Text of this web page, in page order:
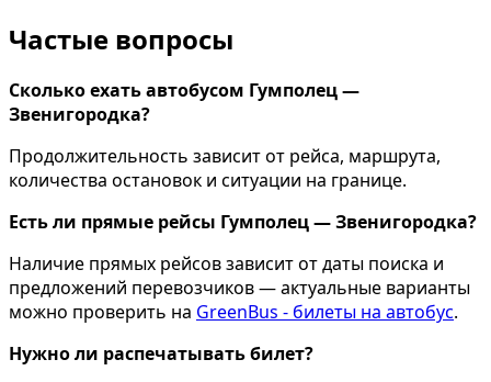
Частые вопросы
Сколько ехать автобусом Гумполец —
Звенигородка?
Продолжительность зависит от рейса, маршрута,
количества остановок и ситуации на границе.
Есть ли прямые рейсы Гумполец — Звенигородка?
Наличие прямых рейсов зависит от даты поиска и
предложений перевозчиков — актуальные варианты
можно проверить на GreenBus - билеты на автобус.
Нужно ли распечатывать билет?